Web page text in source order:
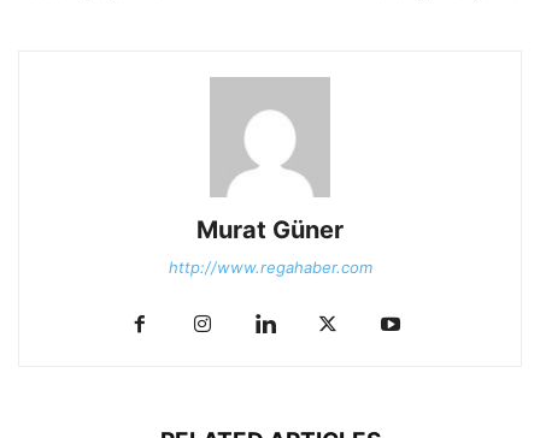
Murat Güner
http://www.regahaber.com